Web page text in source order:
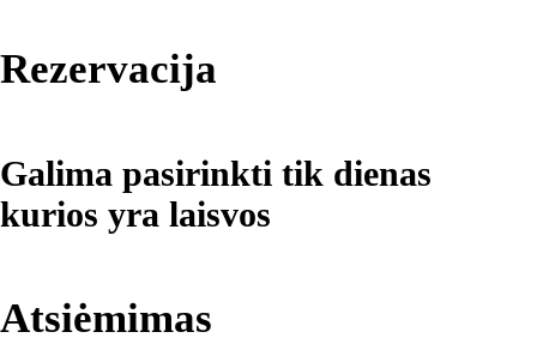
Rezervacija
Galima pasirinkti tik dienas
kurios yra laisvos
Atsiėmimas